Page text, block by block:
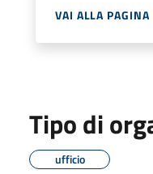
VAI ALLA PAGINA
Tipo di
ufficio